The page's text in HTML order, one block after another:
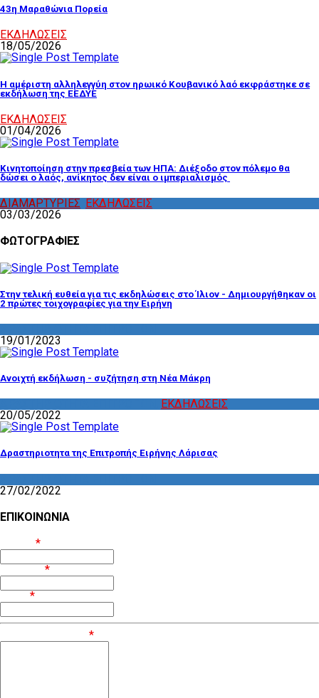
43η Μαραθώνια Πορεία
ΕΚΔΗΛΩΣΕΙΣ
18/05/2026
Η αμέριστη αλληλεγγύη στον ηρωικό Κουβανικό λαό εκφράστηκε σε
εκδήλωση της ΕΕΔΥΕ
ΕΚΔΗΛΩΣΕΙΣ
01/04/2026
Κινητοποίηση στην πρεσβεία των ΗΠΑ: Διέξοδο στον πόλεμο θα
δώσει ο λαός, ανίκητος δεν είναι ο ιμπεριαλισμός
ΔΙΑΜΑΡΤΥΡΙΕΣ ΕΚΔΗΛΩΣΕΙΣ
03/03/2026
ΦΩΤΟΓΡΑΦΙΕΣ
Στην τελική ευθεία για τις εκδηλώσεις στο Ίλιον - Δημιουργήθηκαν οι
2 πρώτες τοιχογραφίες για την Ειρήνη
19/01/2023
Ανοιχτή εκδήλωση - συζήτηση στη Νέα Μάκρη
ΕΚΔΗΛΩΣΕΙΣ
20/05/2022
Δραστηριοτητα της Επιτροπής Ειρήνης Λάρισας
27/02/2022
ΕΠΙΚΟΙΝΩΝΙΑ
*
*
*
*